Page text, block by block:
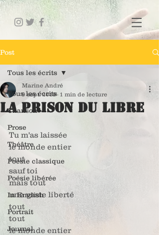
Post
Tous les écrits
Chanson
Prose
Théâtre
Poésie classique
Poésie libérée
In English
Portrait
Journal
Tous les écrits
La Prison du Libre
Marine André
9 sept. 2019
1 min de lecture
Tu m'as laissée
le monde entier
tout
sauf toi
mais tout
une vaste liberté
tout
tout
le monde entier